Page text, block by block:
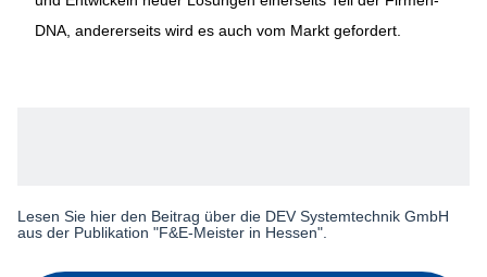
DNA, andererseits wird es auch vom Markt gefordert.
Lesen Sie hier den Beitrag über die DEV Systemtechnik GmbH
aus der Publikation "F&E-Meister in Hessen".